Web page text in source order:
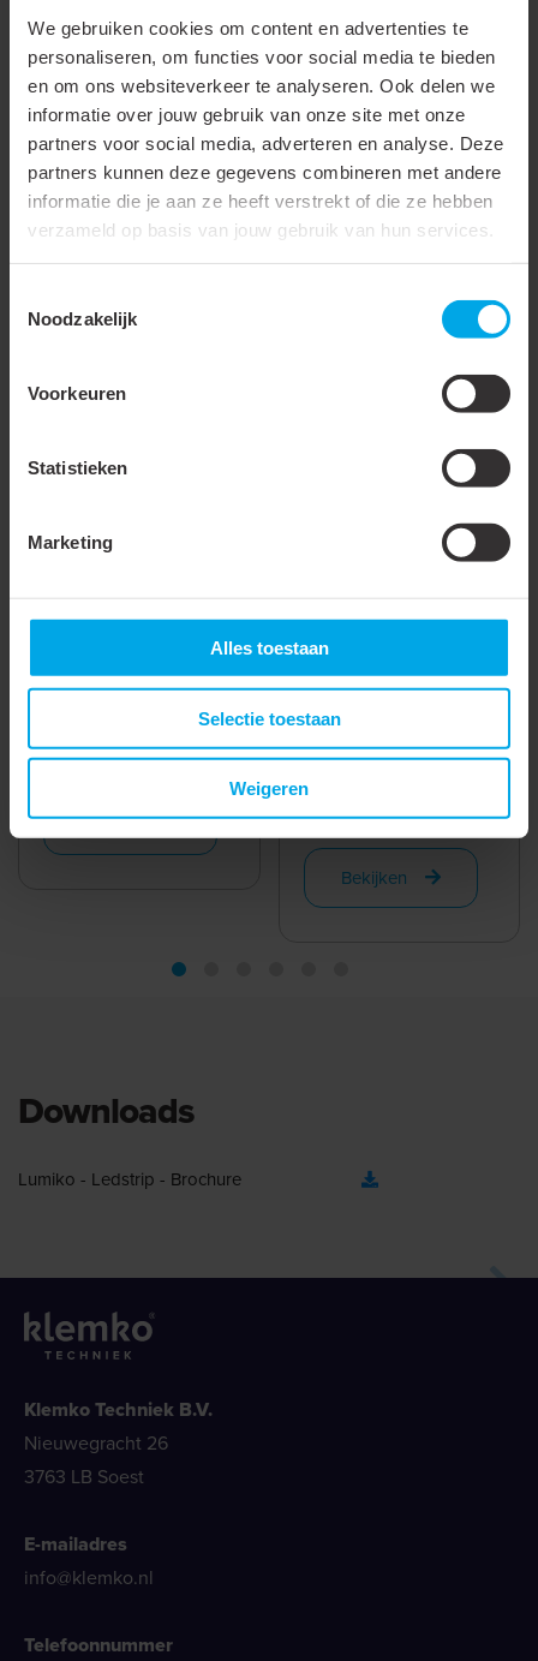
We gebruiken cookies om content en advertenties te
personaliseren, om functies voor social media te bieden
en om ons websiteverkeer te analyseren. Ook delen we
informatie over jouw gebruik van onze site met onze
partners voor social media, adverteren en analyse. Deze
partners kunnen deze gegevens combineren met andere
informatie die je aan ze heeft verstrekt of die ze hebben
verzameld op basis van jouw gebruik van hun services.
Noodzakelijk
Voorkeuren
Statistieken
Marketing
Alles toestaan
Selectie toestaan
Weigeren
meter wit geschikt
voor cob ledstrips van
max 12mm voor een
homogeen lichtbeeld
Opbouwprofiel voor
ledstrips tot maximaal
12mm breed.
Combineer het profiel
met COB strips voor een
mooi egaal lichtbeeld. ...
meter grijs geschikt
voor cob ledstrips van
max 12mm voor een
homogeen lichtbeeld
Opbouwprofiel voor
ledstrips tot maximaal
12mm breed.
Combineer het profiel
met COB strips voor een
mooi egaal lichtbeeld. ...
Accessoires & opties
865819- PVL-CLU-INX
montageclip voor in
de vloer , clip U inox
Profiel vloer 12 montage
clip U ...
Bekijken
- P12-OP-EK-
Eindkap voor Profiel
12 opbouw zwart (2
stuks)
Eindkap voor Profiel 12
stuks. ...
Bekijken
Downloads
Lumiko - Ledstrip - Brochure
Klemko Techniek B.V.
Nieuwegracht 26
3763 LB Soest
E-mailadres
info@klemko.nl
Telefoonnummer